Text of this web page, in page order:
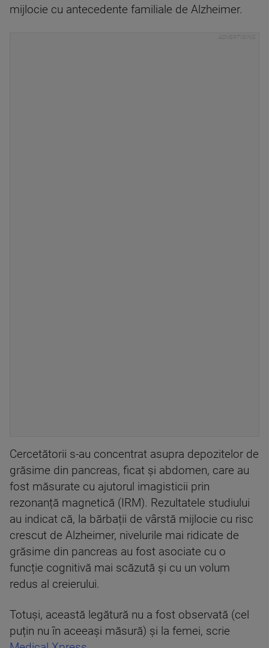
mijlocie cu antecedente familiale de Alzheimer.
Cercetătorii s-au concentrat asupra depozitelor de
grăsime din pancreas, ficat și abdomen, care au
fost măsurate cu ajutorul imagisticii prin
rezonanță magnetică (IRM). Rezultatele studiului
au indicat că, la bărbații de vârstă mijlocie cu risc
crescut de Alzheimer, nivelurile mai ridicate de
grăsime din pancreas au fost asociate cu o
funcție cognitivă mai scăzută și cu un volum
redus al creierului.
Totuși, această legătură nu a fost observată (cel
puțin nu în aceeași măsură) și la femei, scrie